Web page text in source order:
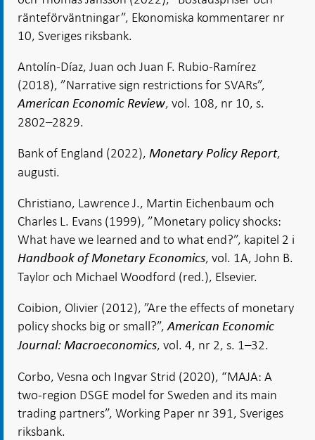
ränteförväntningar”, Ekonomiska kommentarer nr
10, Sveriges riksbank.
Antolín-Díaz, Juan och Juan F. Rubio-Ramírez
(2018), ”Narrative sign restrictions for SVARs”,
American Economic Review, vol. 108, nr 10, s.
2802–2829.
Bank of England (2022), Monetary Policy Report,
augusti.
Christiano, Lawrence J., Martin Eichenbaum och
Charles L. Evans (1999), ”Monetary policy shocks:
What have we learned and to what end?”, kapitel 2 i
Handbook of Monetary Economics, vol. 1A, John B.
Taylor och Michael Woodford (red.), Elsevier.
Coibion, Olivier (2012), ”Are the effects of monetary
policy shocks big or small?”, American Economic
Journal: Macroeconomics, vol. 4, nr 2, s. 1–32.
Corbo, Vesna och Ingvar Strid (2020), “MAJA: A
two-region DSGE model for Sweden and its main
trading partners”, Working Paper nr 391, Sveriges
riksbank.